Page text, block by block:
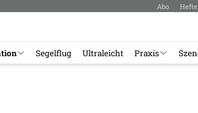
Abo Hefte
Segelflug Ultraleicht Praxis